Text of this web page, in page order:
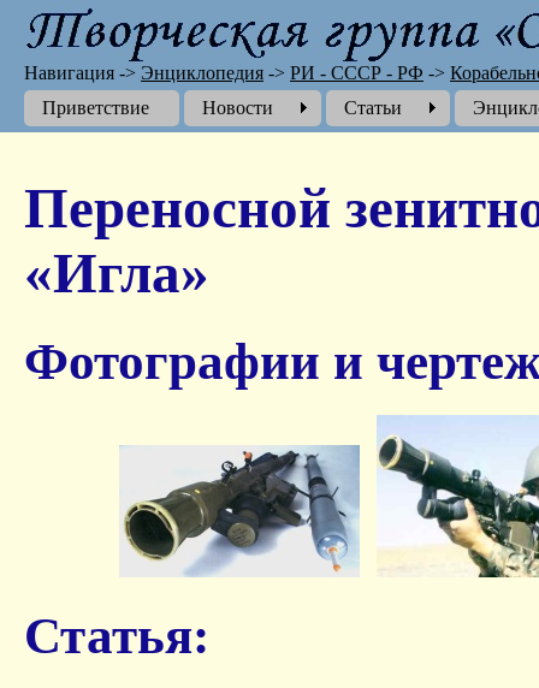
Переносной
«Игла»
Фотографии и
Статья:
Навигация -> Энциклопедия -> РИ - СССР - РФ ->
Приветствие
Новости Cтатьи